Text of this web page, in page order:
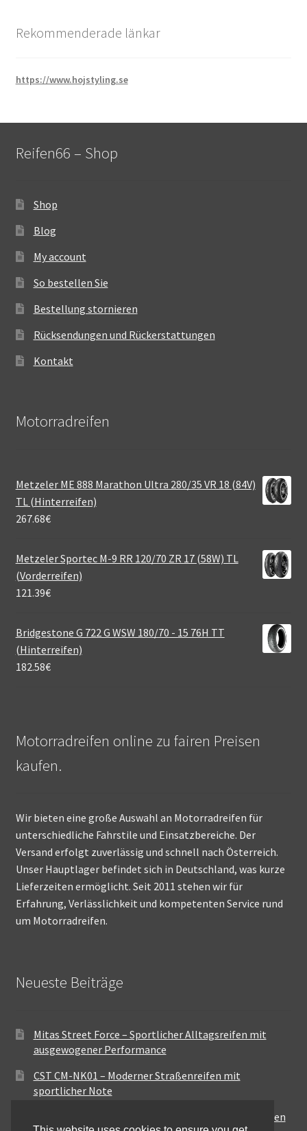
Rekommenderade länkar
https://www.hojstyling.se
Reifen66 – Shop
Shop
Blog
My account
So bestellen Sie
Bestellung stornieren
Rücksendungen und Rückerstattungen
Kontakt
Motorradreifen
Metzeler ME 888 Marathon Ultra 280/35 VR 18 (84V)
TL (Hinterreifen)
267.68€
Metzeler Sportec M-9 RR 120/70 ZR 17 (58W) TL
(Vorderreifen)
121.39€
Bridgestone G 722 G WSW 180/70 - 15 76H TT
(Hinterreifen)
182.58€
Motorradreifen online zu fairen Preisen
kaufen.
Wir bieten eine große Auswahl an Motorradreifen für
unterschiedliche Fahrstile und Einsatzbereiche. Der
Versand erfolgt zuverlässig und schnell nach Österreich.
Unser Hauptlager befindet sich in Deutschland, was kurze
Lieferzeiten ermöglicht. Seit 2011 stehen wir für
Erfahrung, Verlässlichkeit und kompetenten Service rund
um Motorradreifen.
Neueste Beiträge
Mitas Street Force – Sportlicher Alltagsreifen mit
ausgewogener Performance
CST CM-NK01 – Moderner Straßenreifen mit
sportlicher Note
Maxxis MA-ST3 – Ausgewogener Sport-Touring-Reifen